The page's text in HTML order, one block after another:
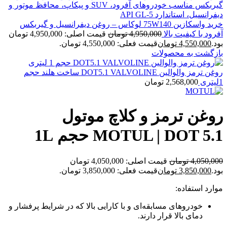
خرید واسكازین 75W140 لوکاس – روغن دیفرانسیل و گیربکس
آفرود با کیفیت بالا 4,950,000 تومان
قیمت اصلی: 4,950,000 تومان
بود.4,550,000 تومانقیمت فعلی: 4,550,000 تومان.
بازگشت به محصولات
روغن ترمز والوالین DOT5.1 VALVOLINE ساخت هلند حجم
1لیتری
2,568,000 تومان
روغن ترمز و کلاچ موتول
MOTUL | DOT 5.1 حجم 1L
4,050,000 تومان
قیمت اصلی: 4,050,000 تومان
بود.3,850,000 تومانقیمت فعلی: 3,850,000 تومان.
موارد استفاده:
خودروهای مسابقه‌ای و با کارایی بالا که در شرایط پرفشار و
دمای بالا قرار دارند.